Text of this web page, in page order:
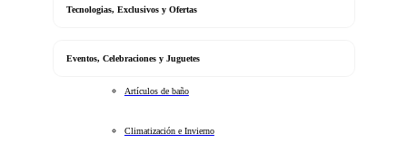
Tecnologias, Exclusivos y Ofertas
Eventos, Celebraciones y Juguetes
Artículos de baño
Climatización e Invierno